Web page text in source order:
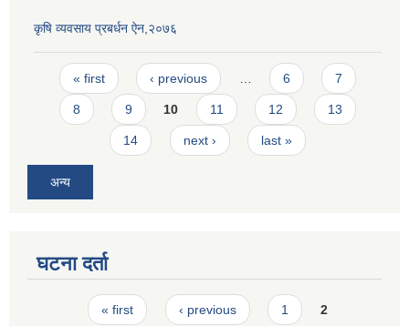
कृषि व्यवसाय प्रबर्धन ऐन,२०७६
Pages
« first ‹ previous 6 7
8 9 10 11 12 13
14 next › last »
अन्य
घटना दर्ता
Pages« first ‹ previous 1 2